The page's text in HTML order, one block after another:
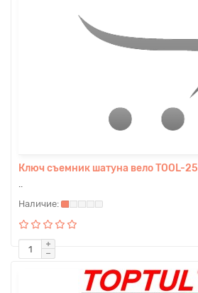
Ключ съемник шатуна вело TOOL-25
..